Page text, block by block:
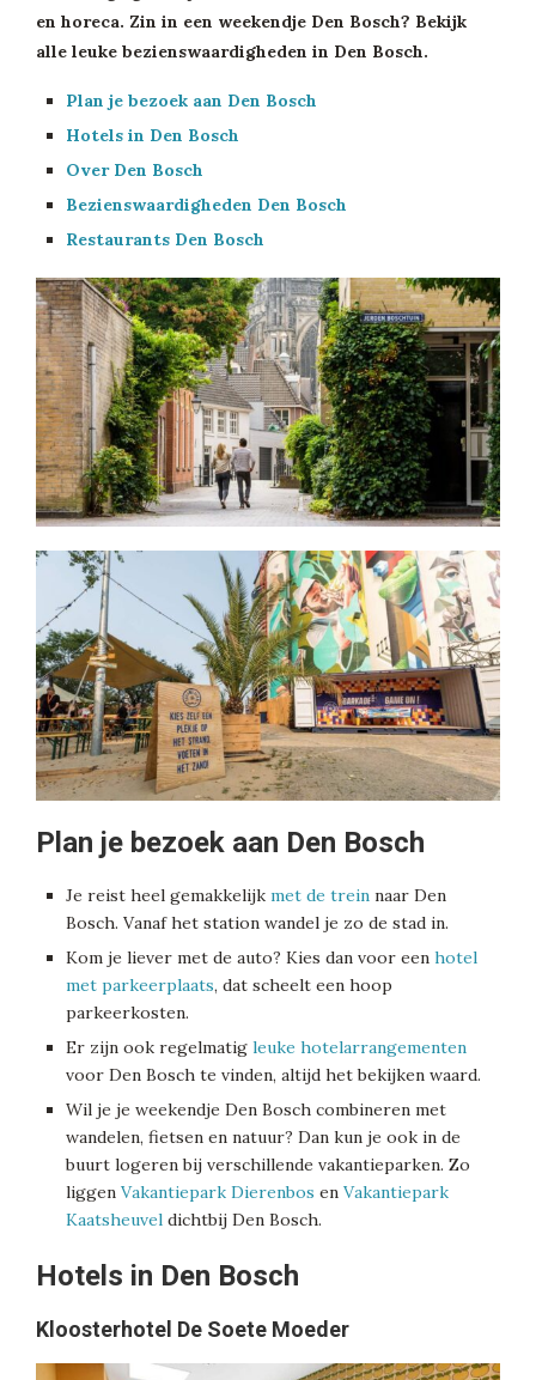
en horeca. Zin in een weekendje Den Bosch? Bekijk
alle leuke bezienswaardigheden in Den Bosch.
Plan je bezoek aan Den Bosch
Hotels in Den Bosch
Over Den Bosch
Bezienswaardigheden Den Bosch
Restaurants Den Bosch
Plan je bezoek aan Den Bosch
Je reist heel gemakkelijk met de trein naar Den
Bosch. Vanaf het station wandel je zo de stad in.
Kom je liever met de auto? Kies dan voor een hotel
met parkeerplaats, dat scheelt een hoop
parkeerkosten.
Er zijn ook regelmatig leuke hotelarrangementen
voor Den Bosch te vinden, altijd het bekijken waard.
Wil je je weekendje Den Bosch combineren met
wandelen, fietsen en natuur? Dan kun je ook in de
buurt logeren bij verschillende vakantieparken. Zo
liggen Vakantiepark Dierenbos en Vakantiepark
Kaatsheuvel dichtbij Den Bosch.
Hotels in Den Bosch
Kloosterhotel De Soete Moeder